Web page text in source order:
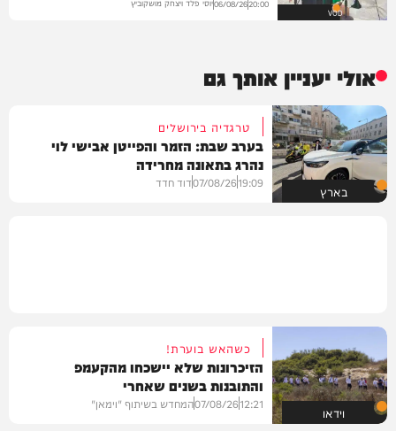
VOD
20:00
06/08/26יוסי פלד ויצחק מושקוביץ
אולי יעניין אותך גם
בארץ
טרגדיה בירושלים
בערב שבת: הזמר והפייטן אבישי לוי
נהרג בתאונה מחרידה
19:09
07/08/26דוד חדד
וידאו
כשהאש בוערת!
הזיכרונות שלא יישכחו מהקעמפ
והתובנות בשנים שאחרי
12:21
07/08/26המחדש בשיתוף "וימאן"